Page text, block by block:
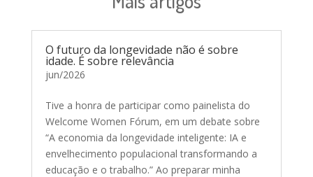
O futuro da longevidade não é sobre
idade. É sobre relevância
jun/2026
Tive a honra de participar como painelista do
Welcome Women Fórum, em um debate sobre
“A economia da longevidade inteligente: IA e
envelhecimento populacional transformando a
educação e o trabalho.” Ao preparar minha